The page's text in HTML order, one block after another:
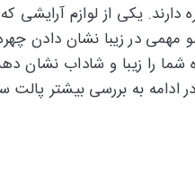
یکی از لوازم
در زیبا نشان دادن
را زیبا و شاداب نشان
ادامه به بررسی بیشتر پالت